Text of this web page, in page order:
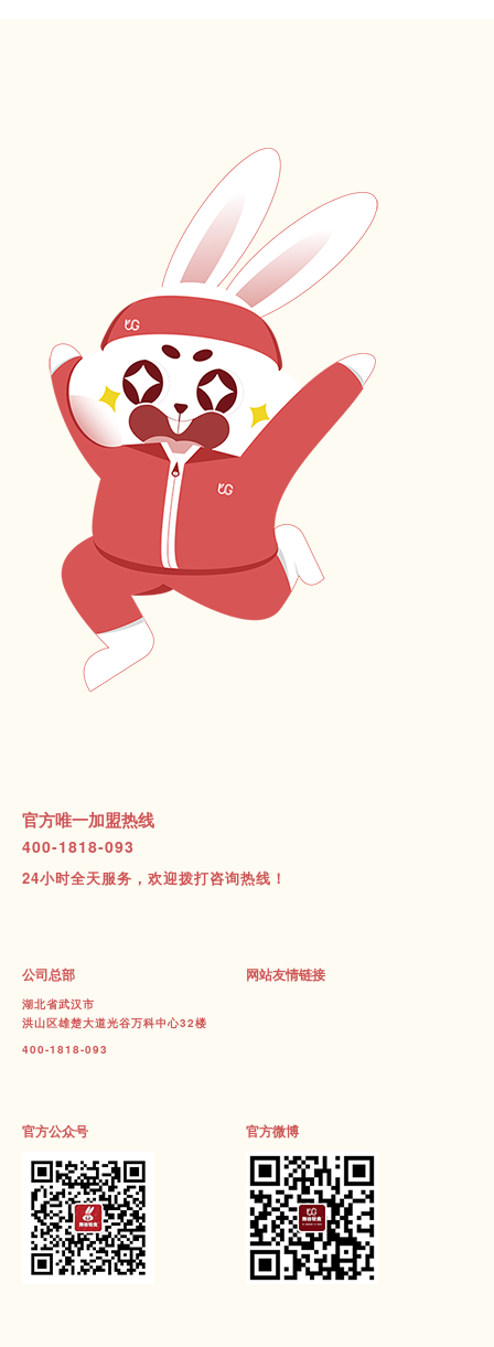
官方唯一加盟热线
400-1818-093
24小时全天服务，欢迎拨打咨询热线！
公司总部
湖北省武汉市
洪山区雄楚大道光谷万科中心32楼
400-1818-093
网站友情链接
官方公众号 官方微博